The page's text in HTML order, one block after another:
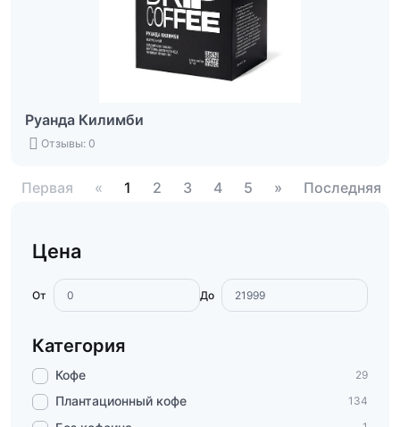
Цена
От До
Категория
Кофе 29
Плантационный кофе 134
Руанда Килимби
Отзывы: 0
Первая « 1 2 3 4 5 » Последняя